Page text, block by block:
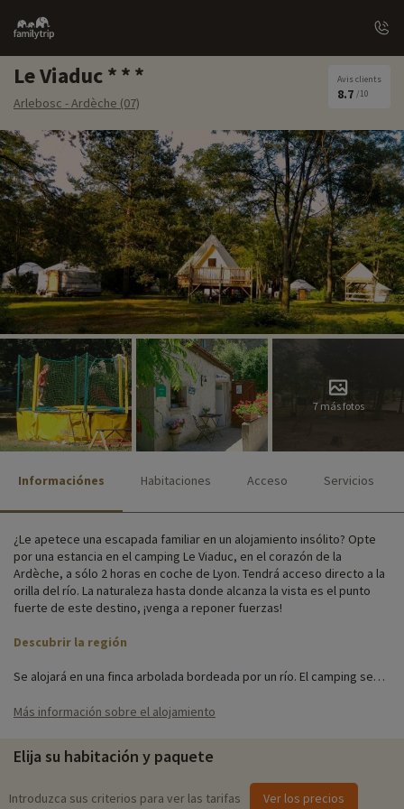
Family
trip
Le Viaduc
Arlebosc - Ardèche (07)
Avis clients
8.7 /10
7 más fotos
Informaciónes Habitaciones Acceso Servicios
¿Le apetece una escapada familiar en un alojamiento insólito? Opte
por una estancia en el camping Le Viaduc, en el corazón de la
Ardèche, a sólo 2 horas en coche de Lyon. Tendrá acceso directo a la
orilla del río. La naturaleza hasta donde alcanza la vista es el punto
fuerte de este destino, ¡venga a reponer fuerzas!
Descubrir la región
Se alojará en una finca arbolada bordeada por un río. El camping se
incluidos alojamientos insólitos como cabañas encaramadas, cocos
Actividades familiares in situ
Para obtener información precisa sobre las actividades disponibles in
Más información sobre el alojamiento
Elija su habitación y paquete
Introduzca sus criterios para ver las tarifas Ver los precios